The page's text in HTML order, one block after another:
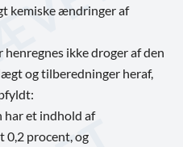
kemiske ændringer af
ikke droger af den
og tilberedninger heraf,
har et indhold af
0,2 procent, og